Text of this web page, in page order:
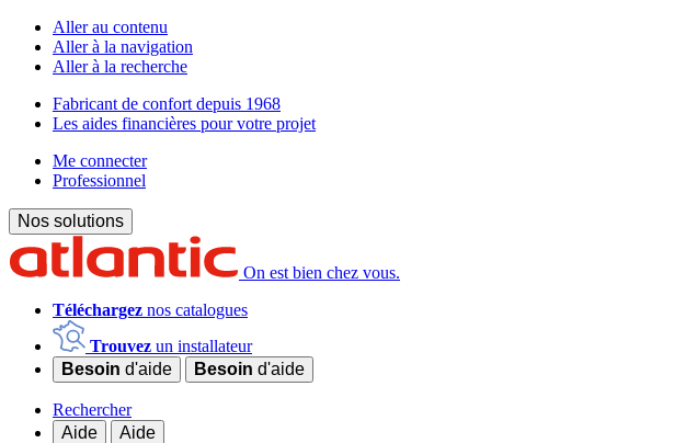
Aller au contenu
Aller à la navigation
Aller à la recherche
Fabricant de confort depuis 1968
Les aides financières pour votre projet
Me connecter
Professionnel
Nos solutions
On est bien chez vous.
Téléchargez nos catalogues
Trouvez un installateur
Besoin d'aide Besoin d'aide
Rechercher
Aide
Aide